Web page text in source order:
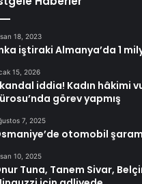
18, 2023
iştiraki Almanya’da 1
15, 2026
iddia! Kadın hâkimi
görev yapmış
7, 2025
otomobil
10, 2025
Tuna, Tanem Sivar,